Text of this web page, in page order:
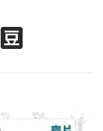
Sina